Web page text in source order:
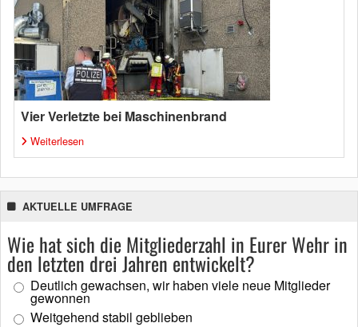
Vier Verletzte bei Maschinenbrand
Weiterlesen
AKTUELLE UMFRAGE
Wie hat sich die Mitgliederzahl in Eurer Wehr in
den letzten drei Jahren entwickelt?
Deutlich gewachsen, wir haben viele neue Mitglieder
gewonnen
Weitgehend stabil geblieben